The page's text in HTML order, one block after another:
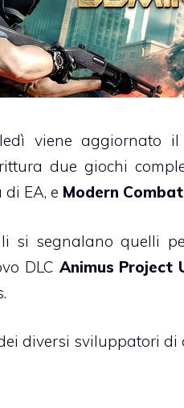
viene aggiornato il
due giochi
EA, e Modern
si segnalano quelli
DLC Animus Project
diversi sviluppatori di